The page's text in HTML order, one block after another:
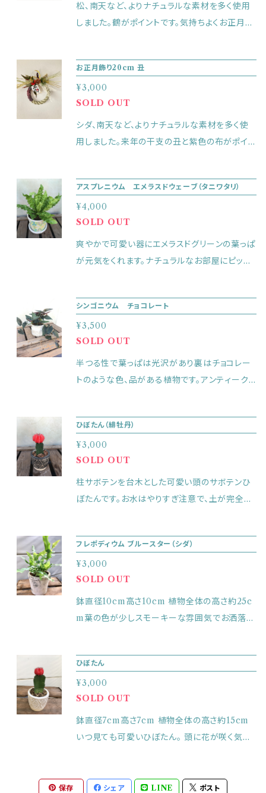
松、南天など、よりナチュラルな素材を多く使用
しました。鶴がポイントです。気持ちよくお正月を
お正月飾り20cm 丑
¥3,000
SOLD OUT
シダ、南天など、よりナチュラルな素材を多く使
用しました。来年の干支の丑と紫色の布がポイン
アスプレニウム エメラスドウェーブ（タニワタリ）
¥4,000
SOLD OUT
爽やかで可愛い器にエメラスドグリーンの葉っぱ
が元気をくれます。ナチュラルなお部屋にピッタ
株の中心から水をたっぷりあたえる。たまに、霧
吹きをしてあげると喜びます。 高さ30cm 幅20
cm（植物含めたサイズ）
シンゴニウム チョコレート
¥3,500
SOLD OUT
半つる性で葉っぱは光沢があり裏はチョコレー
トのような色、品がある植物です。アンティーク
で。 高さ25cm 幅25cm（植物含めたサイズ）
ひぼたん（緋牡丹）
¥3,000
SOLD OUT
柱サボテンを台木とした可愛い頭のサボテンひ
ぼたんです。お水はやりすぎ注意で、土が完全に
ください。高さ15cm 幅8cm（植物含めたサイ
ズ）
フレポディウム ブルースター（シダ）
¥3,000
SOLD OUT
鉢直径10cm高さ10cm 植物全体の高さ約25c
m葉の色が少しスモーキーな雰囲気でお洒落。
ひぼたん
¥3,000
SOLD OUT
鉢直径7cm高さ7cm 植物全体の高さ約15cm
いつ見ても可愛いひぼたん。 頭に花が咲く気配
保存 シェア LINE ポスト